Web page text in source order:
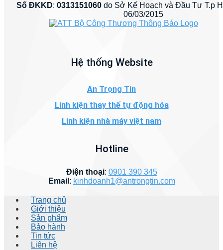
Số ĐKKD:0313151060 do Sở Kế Hoạch và Đầu Tư T.p
06/03/2015
Hệ thống Website
An Trọng Tín
Linh kiện thay thế tự động hóa
Linh kiện nhà máy việt nam
Hotline
Điện thoại: 0901 390 345
Email : kinhdoanh1@antrongtin.com
Trang chủ
Giới thiệu
Sản phẩm
Bảo hành
Tin tức
Liên hệ